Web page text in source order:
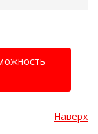
Наверх